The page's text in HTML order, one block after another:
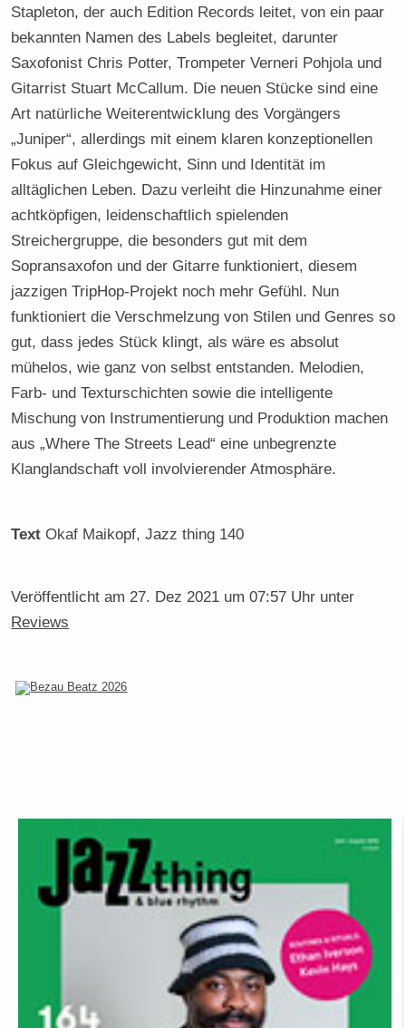
Stapleton, der auch Edition Records leitet, von ein paar
bekannten Namen des Labels begleitet, darunter
Saxofonist Chris Potter, Trompeter Verneri Pohjola und
Gitarrist Stuart McCallum. Die neuen Stücke sind eine
Art natürliche Weiterentwicklung des Vorgängers
„Juniper“, allerdings mit einem klaren konzeptionellen
Fokus auf Gleichgewicht, Sinn und Identität im
alltäglichen Leben. Dazu verleiht die Hinzunahme einer
achtköpfigen, leidenschaftlich spielenden
Streichergruppe, die besonders gut mit dem
Sopransaxofon und der Gitarre funktioniert, diesem
jazzigen TripHop-Projekt noch mehr Gefühl. Nun
funktioniert die Verschmelzung von Stilen und Genres so
gut, dass jedes Stück klingt, als wäre es absolut
mühelos, wie ganz von selbst entstanden. Melodien,
Farb- und Texturschichten sowie die intelligente
Mischung von Instrumentierung und Produktion machen
aus „Where The Streets Lead“ eine unbegrenzte
Klanglandschaft voll involvierender Atmosphäre.
Text Okaf Maikopf, Jazz thing 140
Veröffentlicht am 27. Dez 2021 um 07:57 Uhr unter
Reviews